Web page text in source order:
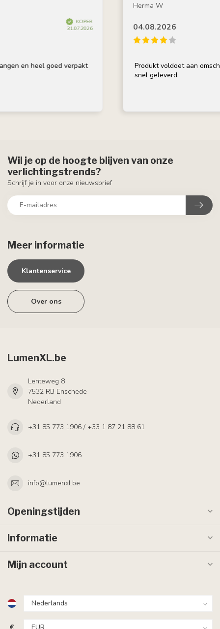
KOPER
31.07.2026
heel goed verpakt
Herma W
04.08.2026
Produkt voldoet aan omschrijving,
snel geleverd.
Meer informatie
Klantenservice
Over ons
Wil je op de hoogte blijven van onze
verlichtingstrends?
Schrijf je in voor onze nieuwsbrief
LumenXL.be
Lenteweg 8
7532 RB Enschede
Nederland
+31 85 773 1906 / +33 1 87 21 88 61
+31 85 773 1906
info@lumenxl.be
Openingstijden
Informatie
Mijn account